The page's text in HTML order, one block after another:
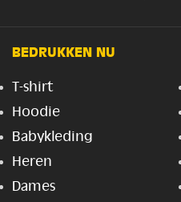
BEDRUKKEN NU
T-shirt
Hoodie
Babykleding
Heren
Dames